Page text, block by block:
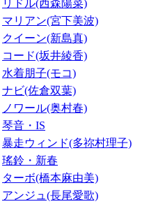
リドル(西森陽菜)
マリアン(宮下美波)
クイーン(新島真)
コード(坂井綾香)
水着朋子(モコ)
ナビ(佐倉双葉)
ノワール(奥村春)
琴音・IS
暴走ウィンド(多祢村理子)
瑤鈴・新春
ターボ(橋本麻由美)
アンジュ(長尾愛歌)